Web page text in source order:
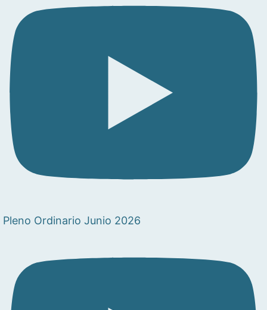
Pleno Ordinario Junio 2026